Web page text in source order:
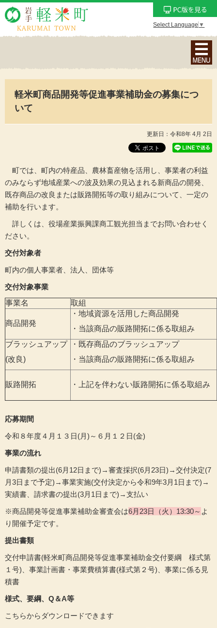
Select Language ▼
ナ
ビ
シ
メ
ニ
ュ
ー
を
表
軽米町商品開発等促進事業補助金の募集につ
いて
更新日：令和8年 4月 2日
町では、町内の特産品、農林畜産物を活用し、事業者の利益
のみならず地域産業への波及効果の見込まれる新商品の開発、
既存商品の改良または販路開拓等の取り組みについて、一定の
補助を行います。
詳しくは、役場産業振興課商工観光担当までお問い合わせく
ださい。
交付対象者
町内の個人事業者、法人、団体等
交付対象事業
事業名
取組
商品開発
・地域資源を活用した商品開発
・当該商品の販路開拓に係る取組み
ブラッシュアップ
(改良)
・既存商品のブラッシュアップ
・当該商品の販路開拓に係る取組み
販路開拓 ・上記を伴わない販路開拓に係る取組み
応募期間
令和８年度４月１３日(月)～６月１２日(金)
事業の流れ
申請書類の提出(6月12日まで)→審査採択(6月23日)→交付決定(7
月3日まで予定)→事業実施(交付決定から令和9年3月1日まで)→
実績書、請求書の提出(3月1日まで)→支払い
※商品開発等促進事業補助金審査会は6月23日（火）13:30～ よ
り開催予定です。
提出書類
交付申請書(軽米町商品開発等促進事業補助金交付要綱 様式第
１号)、事業計画書・事業費積算書(様式第２号)、事業に係る見
積書
様式、要綱、Q＆A等
こちらからダウンロードできます